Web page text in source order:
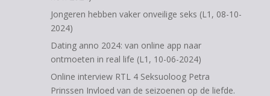
Jongeren hebben vaker onveilige seks (L1, 08-10-
2024)
Dating anno 2024: van online app naar
ontmoeten in real life (L1, 10-06-2024)
Online interview RTL 4 Seksuoloog Petra
Prinssen Invloed van de seizoenen op de liefde.